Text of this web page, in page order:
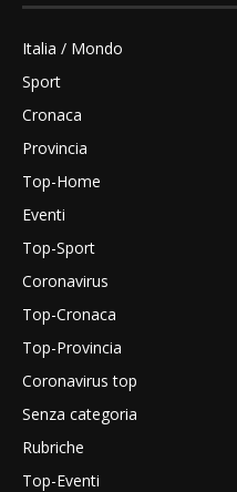
Italia / Mondo
Sport
Cronaca
Provincia
Top-Home
Eventi
Top-Sport
Coronavirus
Top-Cronaca
Top-Provincia
Coronavirus top
Senza categoria
Rubriche
Top-Eventi